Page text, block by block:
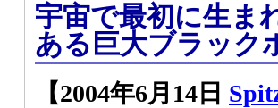
宇宙で最初に生ま
ある巨大ブラック
【2004年6月14日